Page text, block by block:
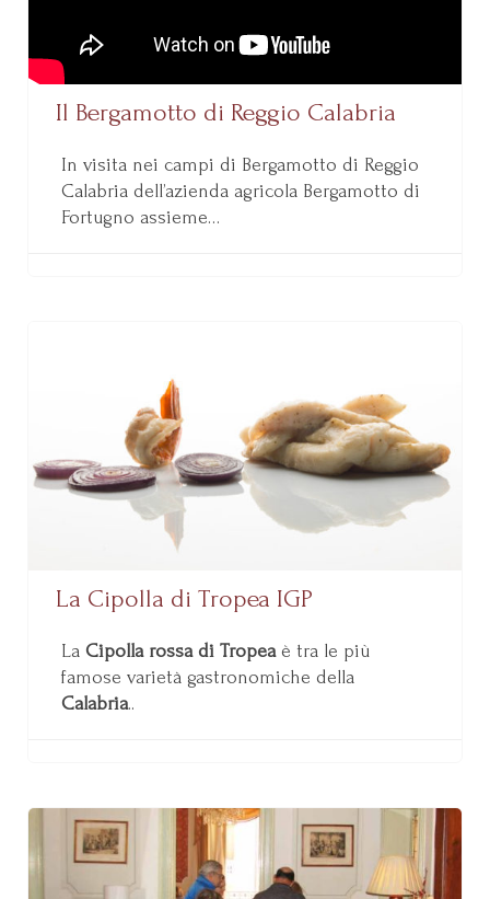
Il Bergamotto di Reggio Calabria
In visita nei campi di Bergamotto di Reggio
Calabria dell’azienda agricola Bergamotto di
Fortugno assieme…
La Cipolla di Tropea IGP
La Cipolla rossa di Tropeaè tra le più
famose varietà gastronomiche della
Calabria..